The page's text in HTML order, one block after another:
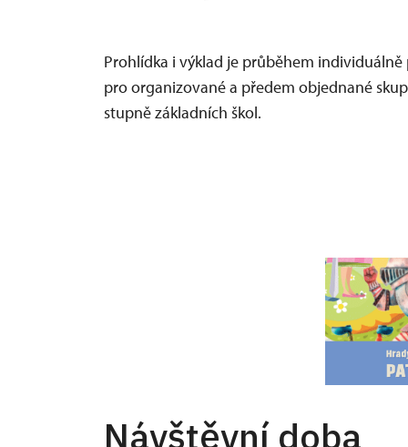
Prohlídka i výklad je průběhem
pro organizované a předem objednané
stupně základních škol.
Návštěvní doba